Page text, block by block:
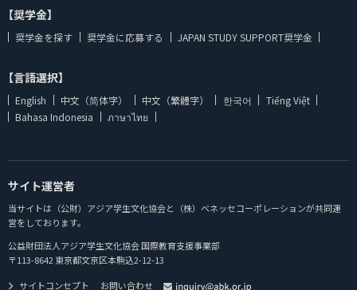
【奨学金】
奨学金を探す 奨学金に応募する JAPAN STUDY SUPPORT奨学金
【言語選択】
English 中文（简体字） 中文（繁體字） 한국어
Tiếng Việt
Bahasa Indonesia
ภาษาไทย
サイト運営者
当サイトは（公財）アジア学生文化協会と（株）ベネッセコーポレーションが共同運
営をしております。
公益財団法人アジア学生文化協会 国際教育支援事業部
〒113-8642 東京都文京区本駒込2-12-13
サイトコンセプト
お問い合わせ